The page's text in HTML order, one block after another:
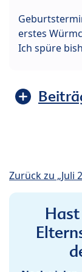
erstes
Ich spüre
Zurück zu „Juli
Hast